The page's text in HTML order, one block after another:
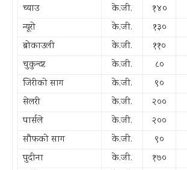
च्याउ के.जी. १४०
न्यूरो
के.जी. १३०
ब्रोकाउली
के.जी. ११०
चुकुन्दर
के.जी. ८०
जिरीको साग
के.जी. ९०
सेलरी
के.जी. २००
पार्सले
के.जी. २००
सौफको साग
के.जी. ९०
पुदीना
के.जी. १७०